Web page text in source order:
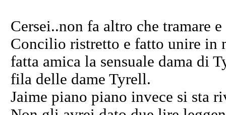
Cersei..non fa altro che tramare
Concilio ristretto e fatto unire in
fatta amica la sensuale dama di
fila delle dame Tyrell.
Jaime piano piano invece si sta